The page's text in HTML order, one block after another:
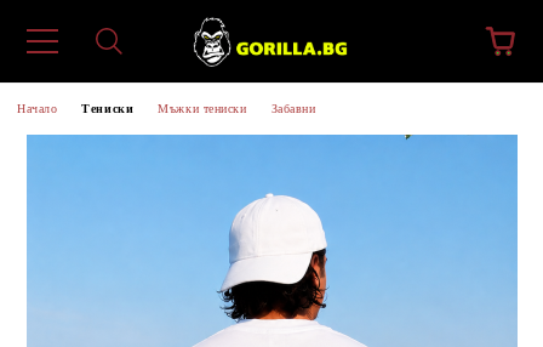
Начало Тениски Мъжки тениски Забавни